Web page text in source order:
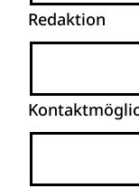
Redaktion